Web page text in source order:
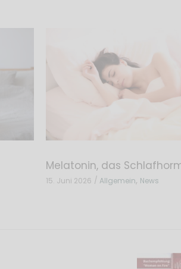
Melatonin, das
15. Juni 2026 Allgemein, News